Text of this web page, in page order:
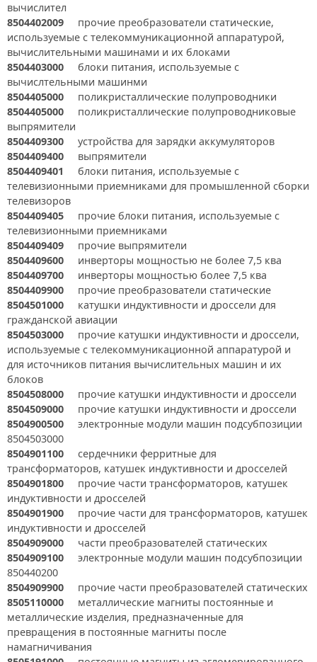
вычислител
8504402009 прочие преобразователи статические,
используемые с телекоммуникационной аппаратурой,
вычислительными машинами и их блоками
8504403000 блоки питания, используемые с
вычислтельными машинми
8504405000 поликристаллические полупроводники
8504405000 поликристаллические полупроводниковые
выпрямители
8504409300 устройства для зарядки аккумуляторов
8504409400 выпрямители
8504409401
блоки питания, используемые с
телевизионными приемниками для промышленной сборки
телевизоров
8504409405 прочие блоки питания, используемые с
телевизионными приемниками
8504409409 прочие выпрямители
8504409600 инверторы мощностью не более 7,5 ква
8504409700 инверторы мощностью более 7,5 ква
8504409900 прочие преобразователи статические
8504501000 катушки индуктивности и дроссели для
гражданской авиации
8504503000 прочие катушки индуктивности и дроссели,
используемые с телекоммуникационной аппаратурой и
для источников питания вычислительных машин и их
блоков
8504508000 прочие катушки индуктивности и дроссели
8504509000 прочие катушки индуктивности и дроссели
8504900500 электронные модули машин подсубпозиции
8504503000
8504901100 сердечники ферритные для
трансформаторов, катушек индуктивности и дросселей
8504901800 прочие части трансформаторов, катушек
индуктивности и дросселей
8504901900 прочие части для трансформаторов, катушек
индуктивности и дросселей
8504909000 части преобразователей статических
8504909100 электронные модули машин подсубпозиции
850440200
8504909900 прочие части преобразователей статических
8505110000 металлические магниты постоянные и
металлические изделия, предназначенные для
превращения в постоянные магниты после
намагничивания